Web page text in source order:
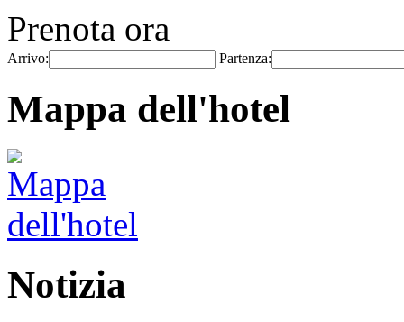
Prenota ora
Arrivo: Partenza:
Mappa dell'hotel
Notizia